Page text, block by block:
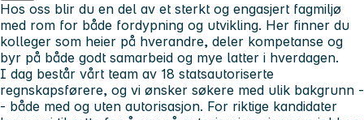
Hos oss blir du en del av et sterkt og engasjert fagmiljø
med rom for både fordypning og utvikling. Her finner du
kolleger som heier på hverandre, deler kompetanse og
byr på både godt samarbeid og mye latter i hverdagen.
I dag består vårt team av 18 statsautoriserte
regnskapsførere, og vi ønsker søkere med ulik bakgrunn -
- både med og uten autorisasjon. For riktige kandidater